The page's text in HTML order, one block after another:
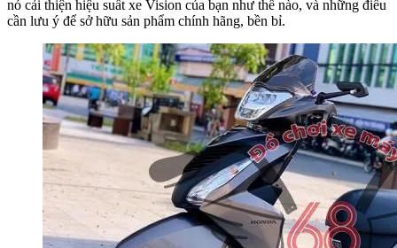
nó cải thiện hiệu suất xe Vision của bạn như thế nào, và những điều
cần lưu ý để sở hữu sản phẩm chính hãng, bền bỉ.